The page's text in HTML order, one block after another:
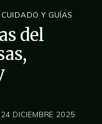
CUIDADO Y GUÍAS
del
DICIEMBRE 2025